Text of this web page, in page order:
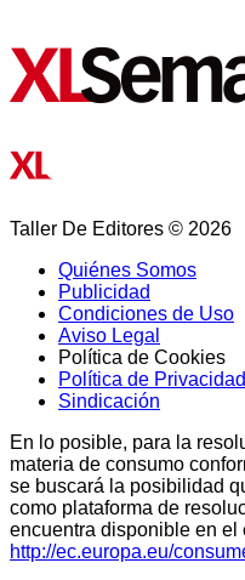
Taller De Editores © 2026
Quiénes Somos
Publicidad
Condiciones de Uso
Aviso Legal
Política de Cookies
Política de Privacidad
Sindicación
En lo posible, para la
materia de consumo
se buscará la posibilidad
como plataforma de
encuentra disponible en el
http://ec.europa.eu/